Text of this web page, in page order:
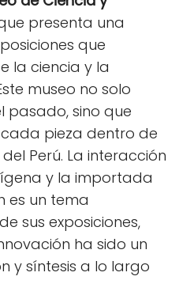
presenta una
que
la ciencia y la
museo no solo
sino que
pieza dentro de
Perú. La interacción
y la importada
es un tema
sus exposiciones,
ha sido un
y síntesis a lo largo